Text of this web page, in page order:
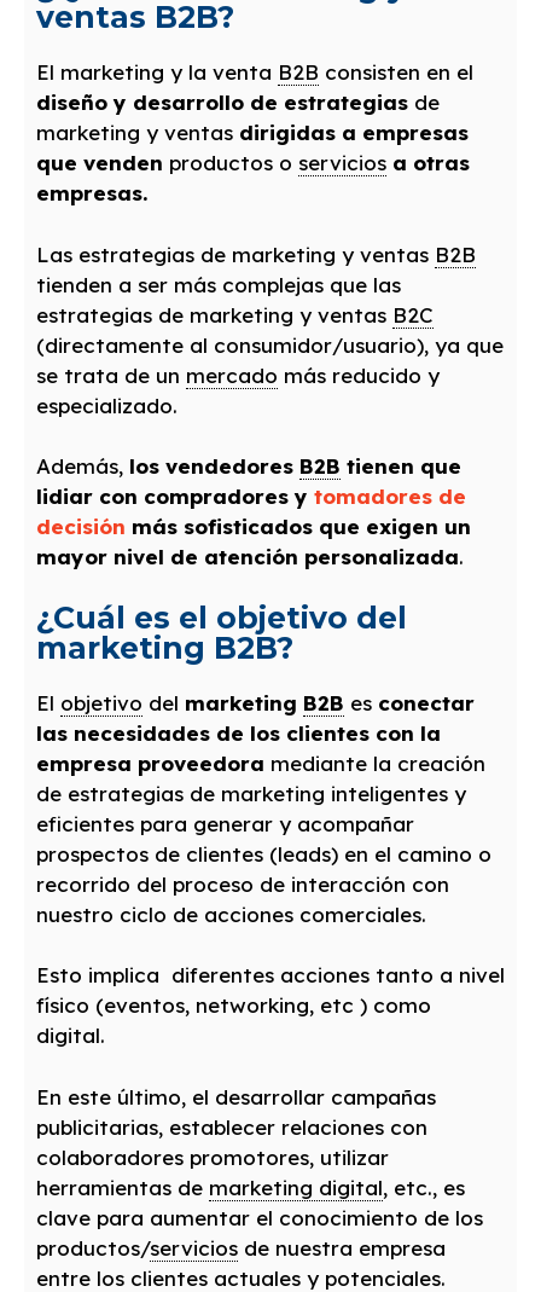
ventas B2B?
El marketing y la venta B2B consisten en el
diseño y desarrollo de estrategias de
marketing y ventas dirigidas a empresas
que venden productos o servicios a otras
empresas.
Las estrategias de marketing y ventas B2B
tienden a ser más complejas que las
estrategias de marketing y ventas B2C
(directamente al consumidor/usuario), ya que
se trata de un mercado más reducido y
especializado.
Además, los vendedores B2B tienen que
lidiar con compradores y tomadores de
decisión más sofisticados que exigen un
mayor nivel de atención personalizada.
¿Cuál es el objetivo del
marketing B2B?
El objetivo del marketing B2B es conectar
las necesidades de los clientes con la
empresa proveedora mediante la creación
de estrategias de marketing inteligentes y
eficientes para generar y acompañar
prospectos de clientes (leads) en el camino o
recorrido del proceso de interacción con
nuestro ciclo de acciones comerciales.
Esto implica diferentes acciones tanto a nivel
físico (eventos, networking, etc ) como
digital.
En este último, el desarrollar campañas
publicitarias, establecer relaciones con
colaboradores promotores, utilizar
herramientas de marketing digital, etc., es
clave para aumentar el conocimiento de los
productos/servicios de nuestra empresa
entre los clientes actuales y potenciales.